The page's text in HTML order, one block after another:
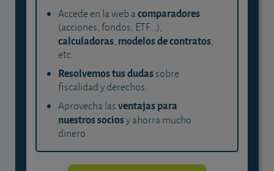
Accede en la web acomparadores
(acciones, fondos, ETF...),
calculadoras, modelos de contratos,
etc.
Resolvemos tus dudassobre
fiscalidad y derechos.
Aprovecha lasventajas para
nuestros sociosy ahorra mucho
dinero.